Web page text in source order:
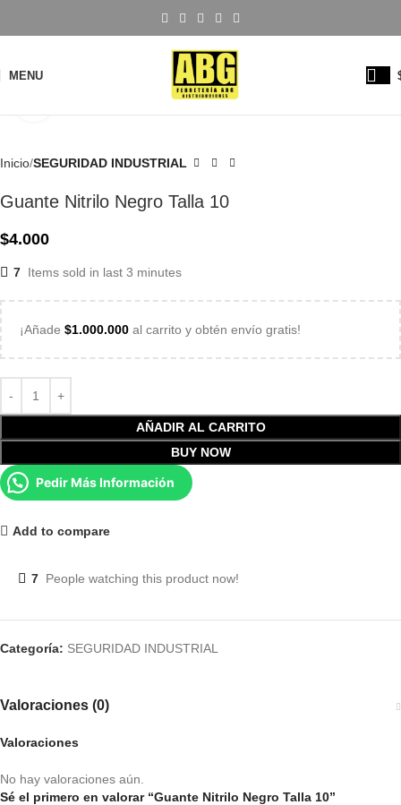
MENU
Inicio SEGURIDAD INDUSTRIAL
Guante Nitrilo Negro Talla 10
$4.000
7 Items sold in last 3 minutes
¡Añade $1.000.000 al carrito y obtén envío gratis!
AÑADIR AL CARRITO
BUY NOW
Pedir Más Información
Add to compare
7 People watching this product now!
Categoría: SEGURIDAD INDUSTRIAL
Valoraciones (0)
Valoraciones
No hay valoraciones aún.
Sé el primero en valorar “Guante Nitrilo Negro Talla 10”